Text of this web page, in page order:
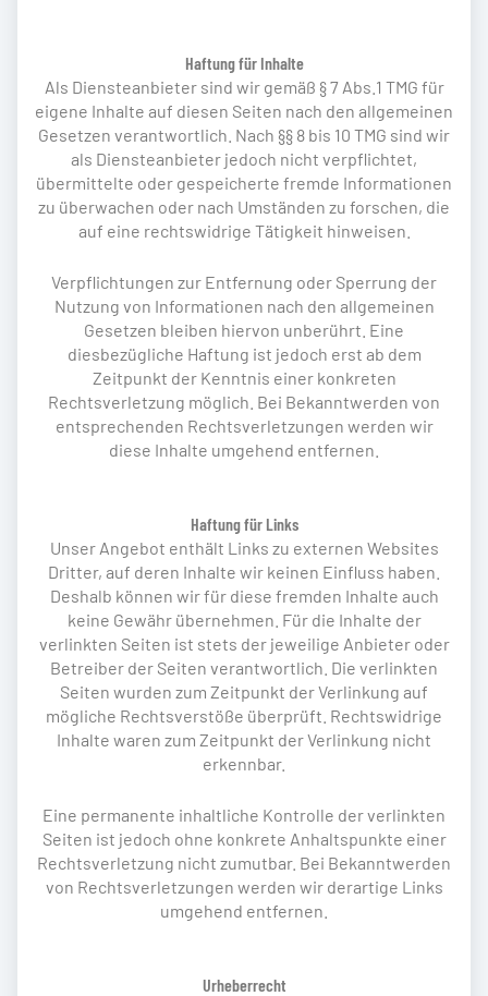
Haftung für Inhalte
Als Diensteanbieter sind wir gemäß § 7 Abs.1 TMG für
eigene Inhalte auf diesen Seiten nach den allgemeinen
Gesetzen verantwortlich. Nach §§ 8 bis 10 TMG sind wir
als Diensteanbieter jedoch nicht verpflichtet,
übermittelte oder gespeicherte fremde Informationen
zu überwachen oder nach Umständen zu forschen, die
auf eine rechtswidrige Tätigkeit hinweisen.
Verpflichtungen zur Entfernung oder Sperrung der
Nutzung von Informationen nach den allgemeinen
Gesetzen bleiben hiervon unberührt. Eine
diesbezügliche Haftung ist jedoch erst ab dem
Zeitpunkt der Kenntnis einer konkreten
Rechtsverletzung möglich. Bei Bekanntwerden von
entsprechenden Rechtsverletzungen werden wir
diese Inhalte umgehend entfernen.
Haftung für Links
Unser Angebot enthält Links zu externen Websites
Dritter, auf deren Inhalte wir keinen Einfluss haben.
Deshalb können wir für diese fremden Inhalte auch
keine Gewähr übernehmen. Für die Inhalte der
verlinkten Seiten ist stets der jeweilige Anbieter oder
Betreiber der Seiten verantwortlich. Die verlinkten
Seiten wurden zum Zeitpunkt der Verlinkung auf
mögliche Rechtsverstöße überprüft. Rechtswidrige
Inhalte waren zum Zeitpunkt der Verlinkung nicht
erkennbar.
Eine permanente inhaltliche Kontrolle der verlinkten
Seiten ist jedoch ohne konkrete Anhaltspunkte einer
Rechtsverletzung nicht zumutbar. Bei Bekanntwerden
von Rechtsverletzungen werden wir derartige Links
umgehend entfernen.
Urheberrecht